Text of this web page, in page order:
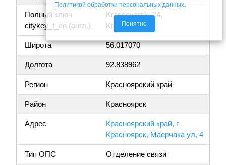
Полный ключ
citykey_f_en (англ.)
Krasnoyarsk, 24,
Krasnoyarsk
Широта 56.017070
Долгота 92.838962
Регион Красноярский край
Район Красноярск
Адрес
Красноярский край, г
Красноярск, Маерчака ул, 4
Тип ОПС Отделение связи
Политикой обработки персональных данных
Понятно